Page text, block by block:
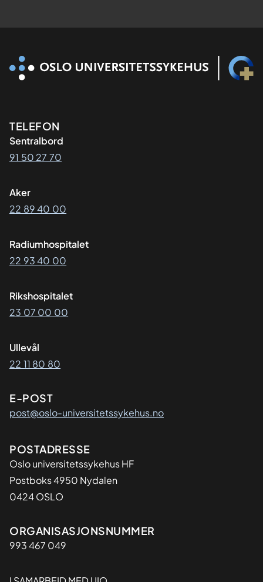
Kontaktinformasjon
TELEFON
Sentralbord
91 50 27 70
Aker
22 89 40 00
Radiumhospitalet
22 93 40 00
Rikshospitalet
23 07 00 00
Ullevål
22 11 80 80
E-POST
post@oslo-universitetssykehus.no
Adresse
POSTADRESSE
Oslo universitetssykehus HF
Postboks 4950 Nydalen
0424 OSLO
Organisasjon
ORGANISASJONSNUMMER
993 467 049